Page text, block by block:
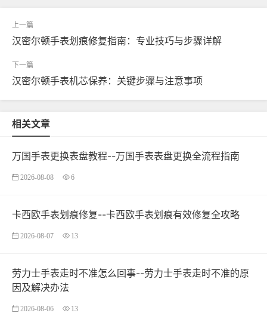
汉密尔顿手表划痕修复指南：专业技巧与步骤详解
汉密尔顿手表机芯保养：关键步骤与注意事项
相关文章
万国手表更换表盘教程--万国手表表盘更换全流程指南
2026-08-08 6
卡西欧手表划痕修复--卡西欧手表划痕有效修复全攻略
2026-08-07 13
劳力士手表走时不准怎么回事--劳力士手表走时不准的原
因及解决办法
2026-08-06 13